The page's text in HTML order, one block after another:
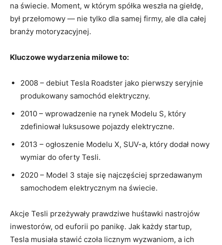
na świecie.⁣ Moment, w którym spółka weszła na ‍giełdę,
był przełomowy ‌— nie tylko ⁣dla‍ samej firmy, ale ⁢dla całej
branży motoryzacyjnej.
Kluczowe wydarzenia milowe to:
2008 – debiut Tesla Roadster jako pierwszy⁣ seryjnie
produkowany samochód ​elektryczny.
2010 – wprowadzenie na rynek Modelu S, który​
zdefiniował luksusowe ⁢pojazdy elektryczne.
2013⁣ –‍ ogłoszenie Modelu X, SUV-a, który‍ dodał nowy
⁢wymiar do oferty​ Tesli.
2020 – ⁢Model 3 staje się ⁣najczęściej ⁣sprzedawanym
samochodem elektrycznym na świecie.
Akcje Tesli przeżywały prawdziwe huśtawki nastrojów
inwestorów, od euforii po panikę. Jak każdy startup,
Tesla ⁤musiała stawić czoła licznym wyzwaniom, a⁣ ich